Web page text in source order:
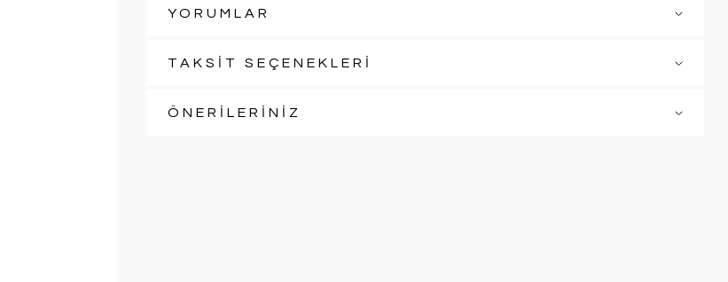
YORUMLAR
TAKSİT SEÇENEKLERİ
ÖNERİLERİNİZ